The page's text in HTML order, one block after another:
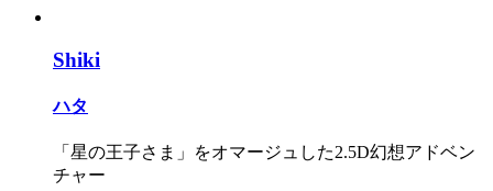
Shiki
ハタ
「星の王子さま」をオマージュした2.5D幻想アドベン
チャー